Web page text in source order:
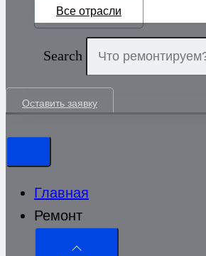
Все отрасли
Search
Оставить заявку
Главная
Ремонт